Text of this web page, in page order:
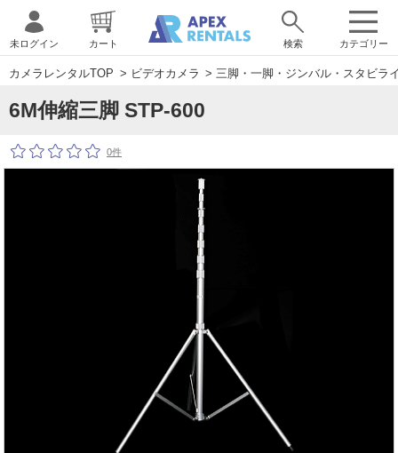
カテゴリー
未ログイン カート 検索
カメラレンタルTOP > ビデオカメラ > 三脚・一脚・ジンバル・スタビラ
6M伸縮三脚 STP-600
0件